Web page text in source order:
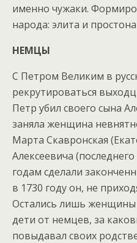
именно чужаки.
народа: элита и
НЕМЦЫ
С Петром Великим в
рекрутироваться
Петр убил своего сына
заняла женщина
Марта Скавронская
Алексеевича
годам сделали
в 1730 году он, не
Остались лишь
дети от немцев, за
повыдавал своих